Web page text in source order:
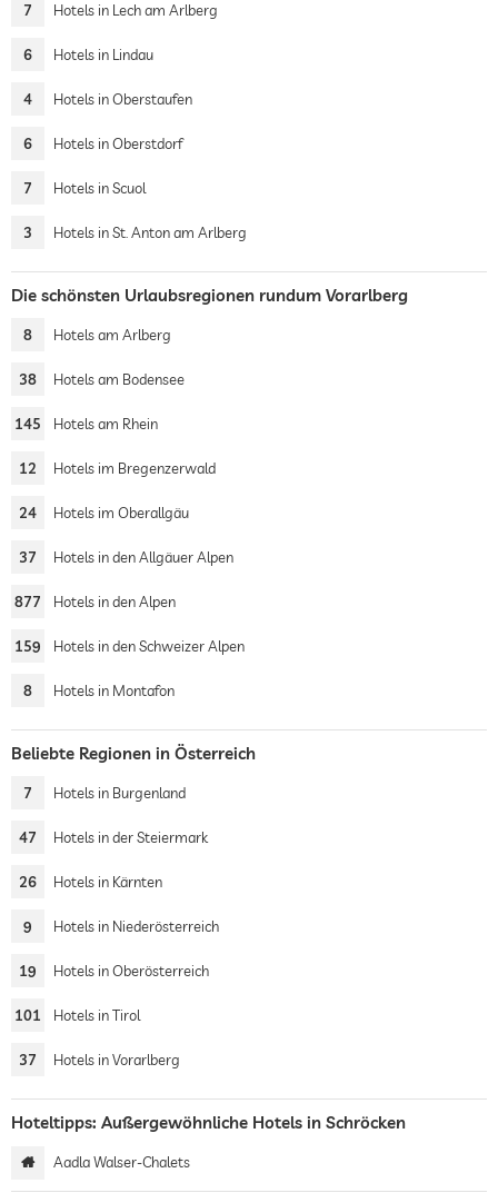
7 Hotels in Lech am Arlberg
6 Hotels in Lindau
4 Hotels in Oberstaufen
6 Hotels in Oberstdorf
7 Hotels in Scuol
3 Hotels in St. Anton am Arlberg
Die schönsten Urlaubsregionen rundum Vorarlberg
8 Hotels am Arlberg
38 Hotels am Bodensee
145 Hotels am Rhein
12 Hotels im Bregenzerwald
24 Hotels im Oberallgäu
37 Hotels in den Allgäuer Alpen
877 Hotels in den Alpen
159 Hotels in den Schweizer Alpen
8 Hotels in Montafon
Beliebte Regionen in Österreich
7 Hotels in Burgenland
47 Hotels in der Steiermark
26 Hotels in Kärnten
9 Hotels in Niederösterreich
19 Hotels in Oberösterreich
101 Hotels in Tirol
37 Hotels in Vorarlberg
Hoteltipps: Außergewöhnliche Hotels in Schröcken
Aadla Walser-Chalets